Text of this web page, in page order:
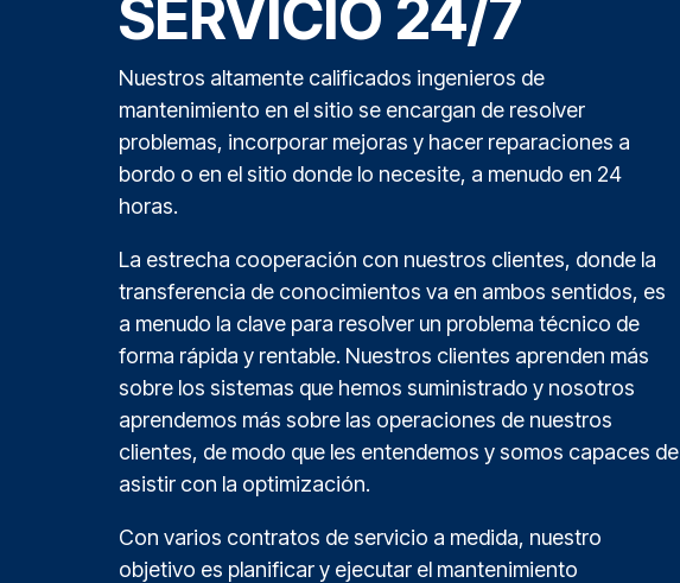
SERVICIO 24/7
Nuestros altamente calificados ingenieros de
mantenimiento en el sitio se encargan de resolver
problemas, incorporar mejoras y hacer reparaciones a
bordo o en el sitio donde lo necesite, a menudo en 24
horas.
La estrecha cooperación con nuestros clientes, donde la
transferencia de conocimientos va en ambos sentidos, es
a menudo la clave para resolver un problema técnico de
forma rápida y rentable. Nuestros clientes aprenden más
sobre los sistemas que hemos suministrado y nosotros
aprendemos más sobre las operaciones de nuestros
clientes, de modo que les entendemos y somos capaces de
asistir con la optimización.
Con varios contratos de servicio a medida, nuestro
objetivo es planificar y ejecutar el mantenimiento